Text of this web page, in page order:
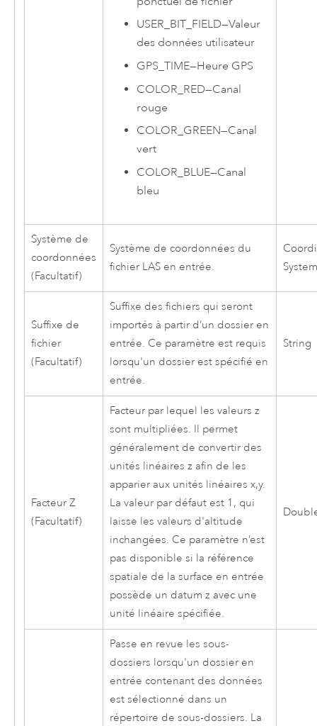
USER_BIT_FIELD—Valeur
des données utilisateur
GPS_TIME—Heure GPS
COLOR_RED—Canal
rouge
COLOR_GREEN—Canal
vert
COLOR_BLUE—Canal
bleu
Système de
coordonnées
(Facultatif)
Système de coordonnées du
fichier LAS en entrée.
System
Suffixe de
fichier
(Facultatif)
Suffixe des fichiers qui seront
importés à partir d’un dossier en
entrée. Ce paramètre est requis
lorsqu'un dossier est spécifié en
entrée.
String
Facteur Z
(Facultatif)
Facteur par lequel les valeurs z
sont multipliées. Il permet
généralement de convertir des
unités linéaires z afin de les
apparier aux unités linéaires x,y.
La valeur par défaut est 1, qui
laisse les valeurs d'altitude
inchangées. Ce paramètre n’est
pas disponible si la référence
spatiale de la surface en entrée
possède un datum z avec une
unité linéaire spécifiée.
Passe en revue les sous-
dossiers lorsqu'un dossier en
entrée contenant des données
est sélectionné dans un
répertoire de sous-dossiers. La